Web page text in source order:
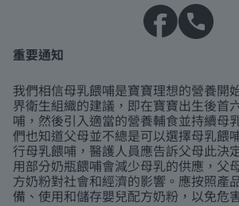
重要通知
我們相信母乳餵哺是寶寶理想的營養開
界衛生組織的建議，即在寶寶出生後首
哺，然後引入適當的營養輔食並持續母
們也知道父母並不總是可以選擇母乳餵
行母乳餵哺，醫護人員應告訴父母此決
用部分奶瓶餵哺會減少母乳的供應，父
方奶粉對社會和經濟的影響。應按照產
備、使用和儲存嬰兒配方奶粉，以免危